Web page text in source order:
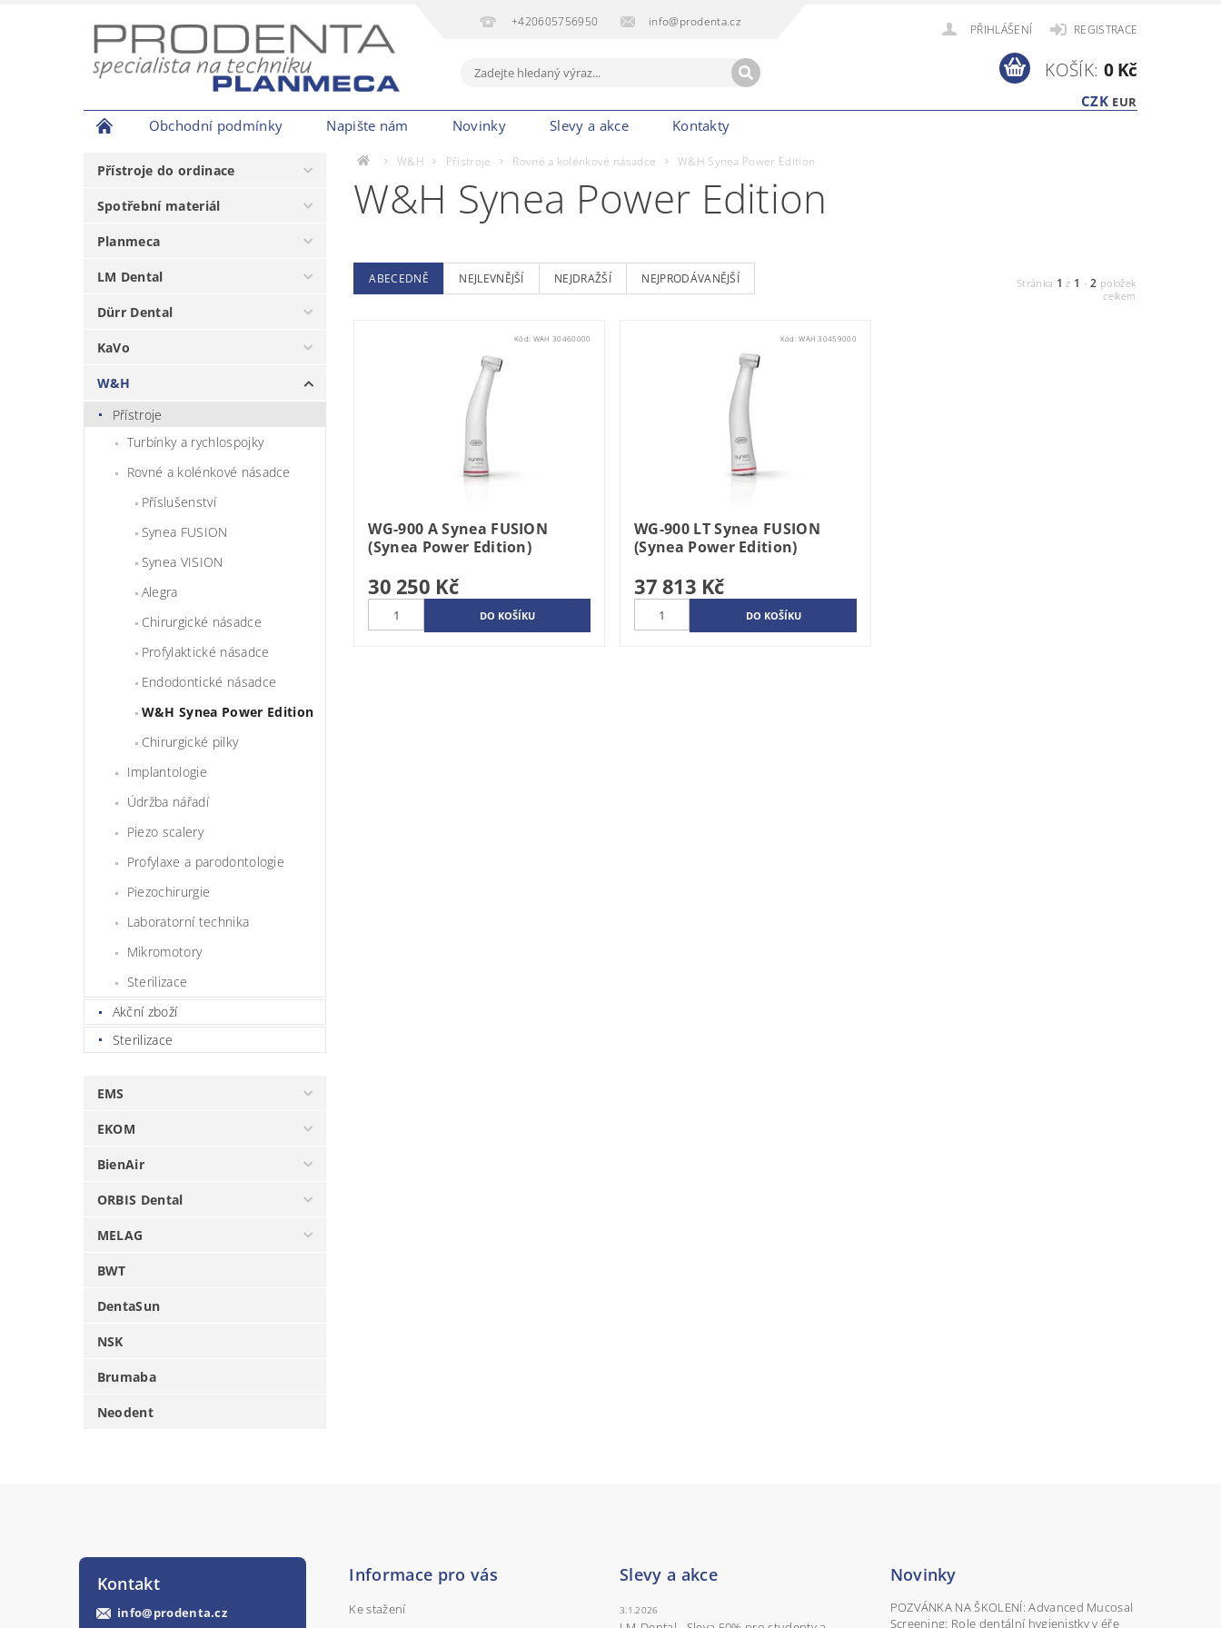
+420605756950 info@prodenta.cz
PŘIHLÁŠENÍ REGISTRACE
CZK EUR
KOŠÍK: 0 Kč
Obchodní podmínky Napište nám Novinky Slevy a akce Kontakty
Přístroje do ordinace
Spotřební materiál
Planmeca
LM Dental
Dürr Dental
KaVo
W&H
Přístroje
Turbínky a rychlospojky
Rovné a kolénkové násadce
Příslušenství
Synea FUSION
Synea VISION
Alegra
Chirurgické násadce
Profylaktické násadce
Endodontické násadce
W&H Synea Power Edition
Chirurgické pilky
Implantologie
Údržba nářadí
Piezo scalery
Profylaxe a parodontologie
Piezochirurgie
Laboratorní technika
Mikromotory
Sterilizace
Akční zboží
Sterilizace
EMS
EKOM
BienAir
ORBIS Dental
MELAG
BWT
DentaSun
NSK
Brumaba
Neodent
W&H Přístroje Rovné a kolénkové násadce W&H Synea Power Edition
W&H Synea Power Edition
ABECEDNĚ NEJLEVNĚJŠÍ NEJDRAŽŠÍ NEJPRODÁVANĚJŠÍ Stránka 1 z 1 -2 položek
celkem
Kód: WAH 30460000
WG-900 A Synea FUSION
(Synea Power Edition)
30 250 Kč
Kód:WAH 30459000
WG-900 LT Synea FUSION
(Synea Power Edition)
37 813 Kč
Kontakt
info@prodenta.cz
Informace pro vás
Ke stažení
Slevy a akce
3.1.2026
Novinky
POZVÁNKA NA ŠKOLENÍ: Advanced Mucosal
Screening: Role dentální hygienistky v éře